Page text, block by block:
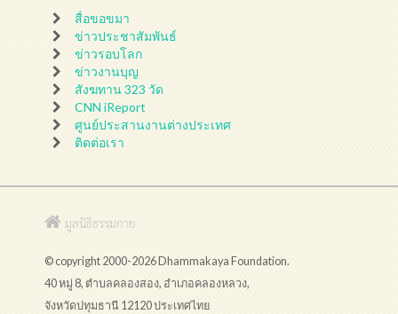
สื่อขอขมา
ข่าวประชาสัมพันธ์
ข่าวรอบโลก
ข่าวงานบุญ
สังฆทาน 323 วัด
CNN iReport
ศูนย์ประสานงานต่างประเทศ
ติดต่อเรา
มูลนิธิธรรมกาย
© copyright 2000-2026 Dhammakaya Foundation.
40 หมู่ 8, ตำบลคลองสอง, อำเภอคลองหลวง,
จังหวัดปทุมธานี 12120 ประเทศไทย